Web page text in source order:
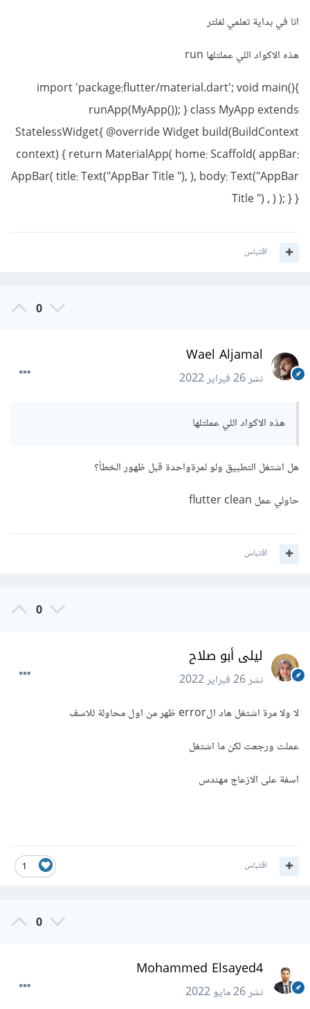
انا في بداية تعلمي لفلتر
هذه الاكواد اللي عملتلها run
import 'package:flutter/material.dart'; void main(){
runApp(MyApp()); } class MyApp extends
StatelessWidget{ @override Widget build(BuildContext
context) { return MaterialApp( home: Scaffold( appBar:
AppBar( title: Text("AppBar Title "), ), body: Text("AppBar
Title ") , ) ); } }
اقتباس
0
Wael Aljamal
نشر26 فبراير 2022
هذه الاكواد اللي عملتلها
هل اشتغل التطبيق ولو لمرةواحدة قبل ظهور الخطأ؟
حاولي عمل flutter clean
اقتباس
0
ليلى أبو صلاح
نشر26 فبراير 2022
لا ولا مرة اشتغل هاد الerror ظهر من اول محاولة للاسف
عملت ورجعت لكن ما اشتغل
اسفة على الازعاج مهندس
1 اقتباس
0
Mohammed Elsayed4
نشر26 مايو 2022